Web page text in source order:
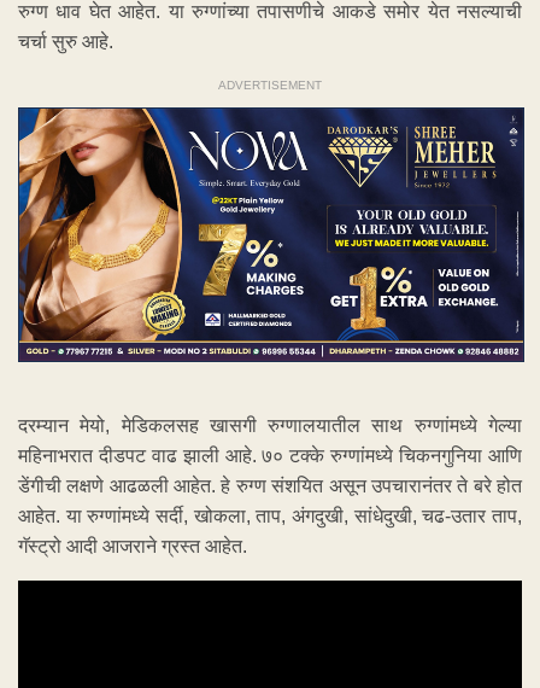
रुग्ण धाव घेत आहेत. या रुग्णांच्या तपासणीचे आकडे समोर येत नसल्याची
चर्चा सुरु आहे.
ADVERTISEMENT
दरम्यान मेयो, मेडिकलसह खासगी रुग्णालयातील साथ रुग्णांमध्ये गेल्या
महिनाभरात दीडपट वाढ झाली आहे. ७० टक्के रुग्णांमध्ये चिकनगुनिया आणि
डेंगीची लक्षणे आढळली आहेत. हे रुग्ण संशयित असून उपचारानंतर ते बरे होत
आहेत. या रुग्णांमध्ये सर्दी, खोकला, ताप, अंगदुखी, सांधेदुखी, चढ-उतार ताप,
गॅस्ट्रो आदी आजराने ग्रस्त आहेत.